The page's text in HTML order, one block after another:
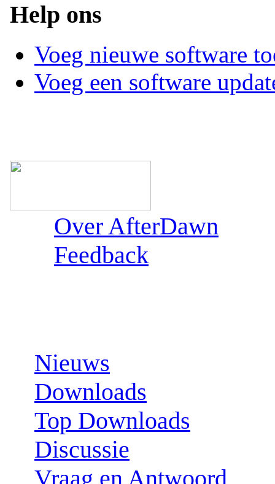
Help ons
Voeg nieuwe software
Voeg een software
Over AfterDawn
Feedback
Nieuws
Downloads
Top Downloads
Discussie
Vraag en Antwoord